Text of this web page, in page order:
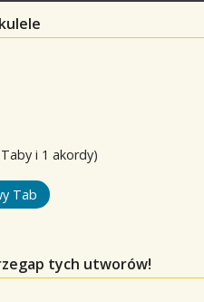
i 1 akordy)
Tab
tych utworów!